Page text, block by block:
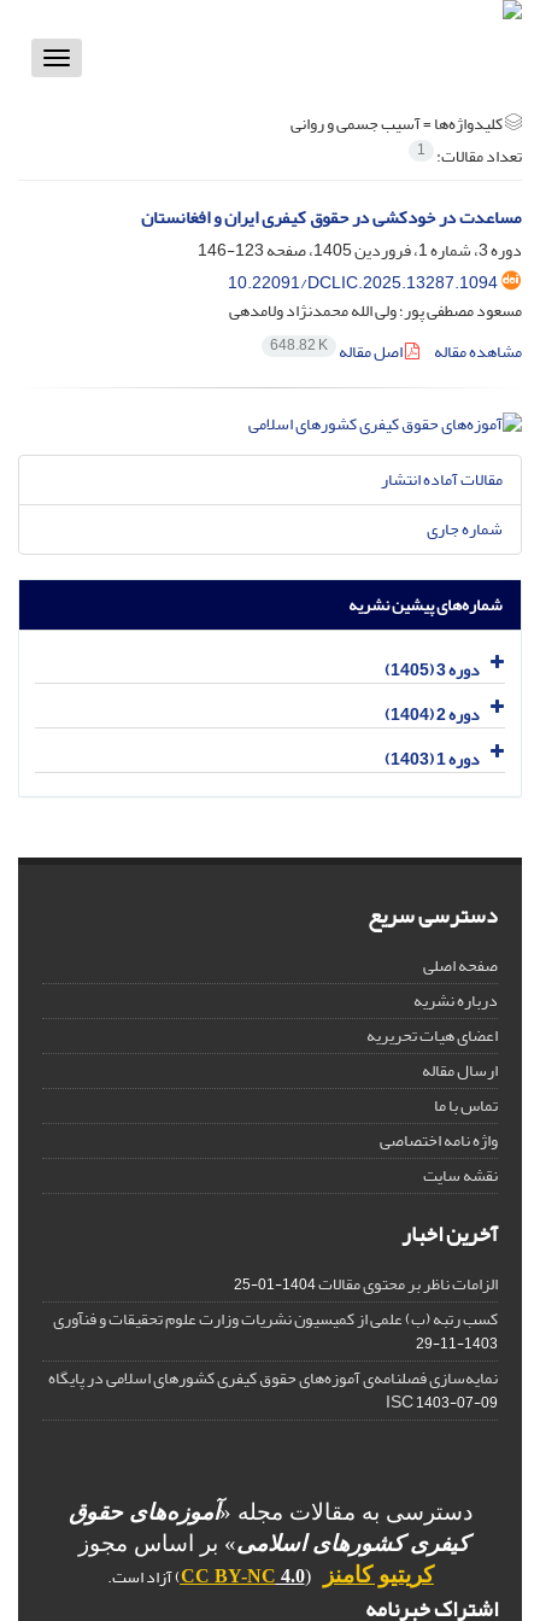
Toggle
کلیدواژه‌ها =آسیب جسمی و روانی
تعداد مقالات: 1
مساعدت در خودکشی در حقوق کیفری ایران و افغانستان
دوره 3، شماره 1، فروردین 1405، صفحه
123-146
10.22091/DCLIC.2025.13287.1094
مسعود مصطفی پور؛ ولی الله محمدنژاد ولامدهی
مشاهده مقاله
اصل مقاله 648.82 K
مقالات آماده انتشار
شماره جاری
شماره‌های پیشین نشریه
دوره 3 (1405)
دوره 2 (1404)
دوره 1 (1403)
دسترسی سریع
صفحه اصلی
درباره نشریه
اعضای هیات تحریریه
ارسال مقاله
تماس با ما
واژه نامه اختصاصی
نقشه سایت
آخرین اخبار
الزامات ناظر بر محتوی مقالات1404-01-25
کسب رتبه (ب) علمی از کمیسیون نشریات وزارت علوم تحقیقات و فنآوری
1403-11-29
نمایه‌سازی فصلنامه‌ی آموزه‌های حقوق کیفری کشورهای اسلامی در پایگاه
ISC1403-07-09
دسترسی به مقالات مجله «آموزه‌های حقوق
کیفری کشورهای اسلامی» بر اساس مجوز
کریتیو کامنز
(
CC BY-NC 4.0 ) آزاد است.
اشتراک خبرنامه